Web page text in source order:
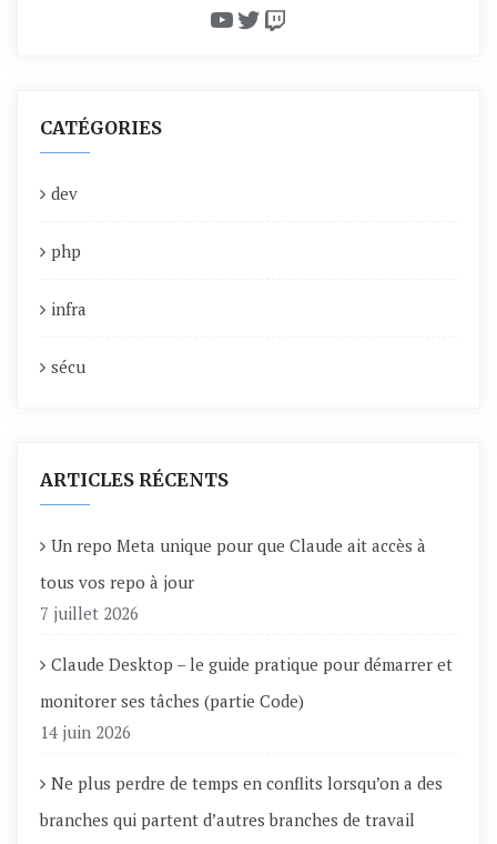
YouTube
Twitter
Twitch
CATÉGORIES
dev
php
infra
sécu
ARTICLES RÉCENTS
Un repo Meta unique pour que Claude ait accès à
tous vos repo à jour
7 juillet 2026
Claude Desktop – le guide pratique pour démarrer et
monitorer ses tâches (partie Code)
14 juin 2026
Ne plus perdre de temps en conflits lorsqu’on a des
branches qui partent d’autres branches de travail